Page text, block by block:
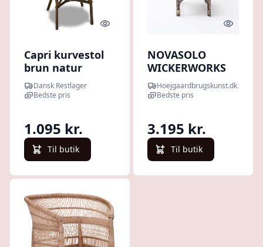
Quick look
Capri kurvestol
brun natur
rattan med
armlæn og hvid
Dansk Restlager
Bedste pris
1.095 kr.
Til butik
Quick
NOVASOLO
WICKERWORKS
RUSTIK
COUNTESS
Hoejgaardbrugskunst.dk
Bedste pris
3.195 kr.
Til butik